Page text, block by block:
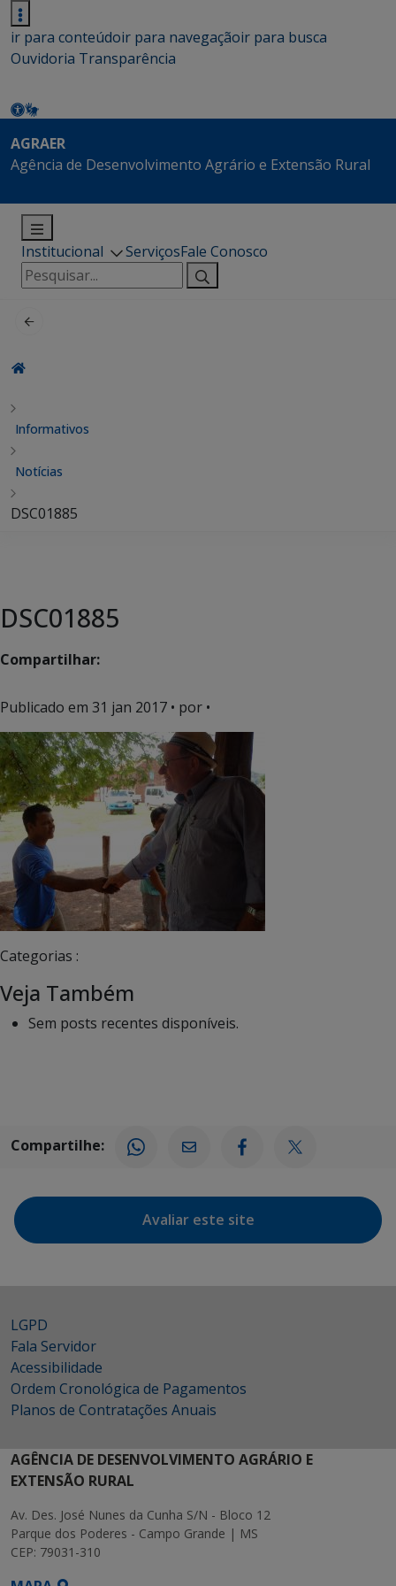
ir para conteúdoir para navegaçãoir para busca
Ouvidoria Transparência
AGRAER
Agência de Desenvolvimento Agrário e Extensão Rural
Institucional ServiçosFale Conosco
Pesquisar
por:
Informativos
Notícias
DSC01885
DSC01885
Compartilhar:
Publicado em 31 jan 2017 • por •
Categorias :
Veja Também
Sem posts recentes disponíveis.
Compartilhe:
Avaliar este site
LGPD
Fala Servidor
Acessibilidade
Ordem Cronológica de Pagamentos
Planos de Contratações Anuais
AGÊNCIA DE DESENVOLVIMENTO AGRÁRIO E
EXTENSÃO RURAL
Av. Des. José Nunes da Cunha S/N - Bloco 12
Parque dos Poderes - Campo Grande | MS
CEP: 79031-310